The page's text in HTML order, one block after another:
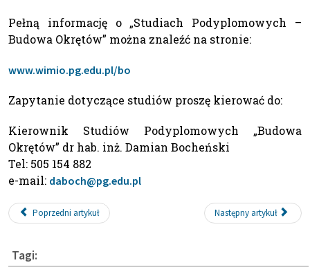
Pełną informację o „Studiach Podyplomowych –
Budowa Okrętów” można znaleźć na stronie:
www.wimio.pg.edu.pl/bo
Zapytanie dotyczące studiów proszę kierować do:
Kierownik Studiów Podyplomowych „Budowa
Okrętów” dr hab. inż. Damian Bocheński
Tel: 505 154 882
e-mail: daboch@pg.edu.pl
Poprzedni artykuł Następny artykuł
Tagi: